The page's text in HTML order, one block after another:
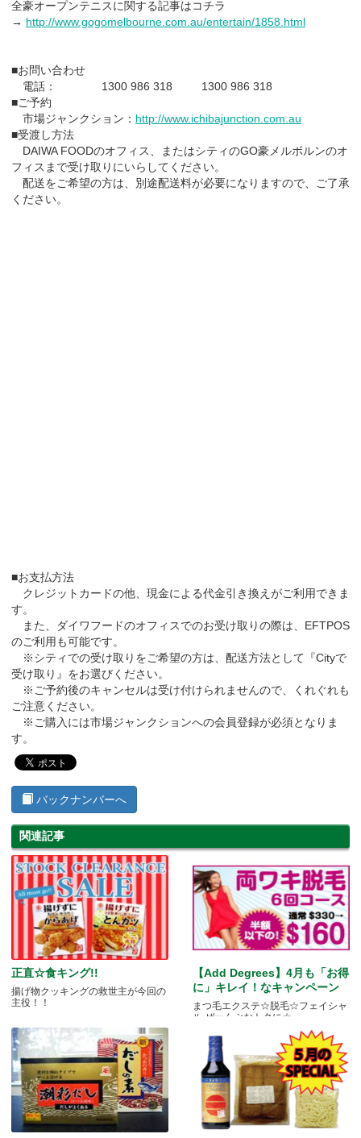
全豪オープンテニスに関する記事はコチラ
→ http://www.gogomelbourne.com.au/entertain/1858.html
■お問い合わせ
電話：
1300 986 318
1300 986 318
■ご予約
市場ジャンクション： http://www.ichibajunction.com.au
■受渡し方法
DAIWA FOODのオフィス、またはシティのGO豪メルボルンのオ
フィスまで受け取りにいらしてください。
配送をご希望の方は、別途配送料が必要になりますので、ご了承
ください。
■お支払方法
クレジットカードの他、現金による代金引き換えがご利用できま
す。
また、ダイワフードのオフィスでのお受け取りの際は、EFTPOS
のご利用も可能です。
※シティでの受け取りをご希望の方は、配送方法として『Cityで
受け取り』をお選びください。
※ご予約後のキャンセルは受け付けられませんので、くれぐれも
ご注意ください。
※ご購入には市場ジャンクションへの会員登録が必須となりま
す。
バックナンバーへ
関連記事
正直☆食キング!!
揚げ物クッキングの救世主が今回の
主役！！
【Add Degrees】4月も「お得
に」キレイ！なキャンペーン
まつ毛エクステ☆脱毛☆フェイシャ
ル ぜーんぶおトクに☆